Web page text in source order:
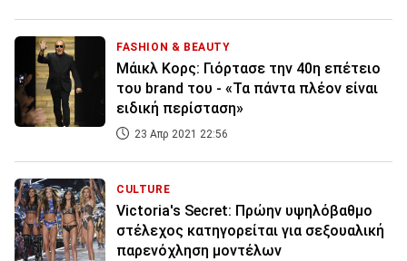
FASHION & BEAUTY
Μάικλ Κορς: Γιόρτασε την 40η επέτειο
του brand του - «Τα πάντα πλέον είναι
ειδική περίσταση»
23 Απρ 2021 22:56
CULTURE
Victoria's Secret: Πρώην υψηλόβαθμο
στέλεχος κατηγορείται για σεξουαλική
παρενόχληση μοντέλων